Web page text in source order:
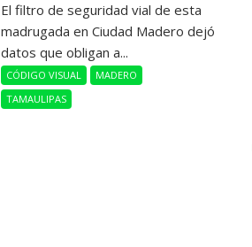
​El filtro de seguridad vial de esta
madrugada en Ciudad Madero dejó
datos que obligan a...
CÓDIGO VISUAL
MADERO
TAMAULIPAS